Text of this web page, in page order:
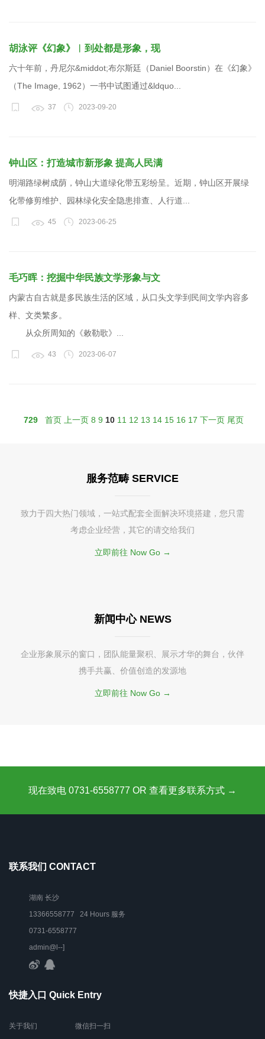
胡泳评《幻象》︱到处都是形象，现
六十年前，丹尼尔&middot;布尔斯廷（Daniel Boorstin）在《幻象》
（The Image, 1962）一书中试图通过&ldquo...
37 2023-09-20
钟山区：打造城市新形象 提高人民满
明湖路绿树成荫，钟山大道绿化带五彩纷呈。近期，钟山区开展绿
化带修剪维护、园林绿化安全隐患排查、人行道...
45 2023-06-25
毛巧晖：挖掘中华民族文学形象与文
内蒙古自古就是多民族生活的区域，从口头文学到民间文学内容多
样、文类繁多。
从众所周知的《敕勒歌》...
43 2023-06-07
729 首页 上一页 8 9 10 11 12 13 14 15 16 17 下一页 尾页
服务范畴 SERVICE
致力于四大热门领域，一站式配套全面解决环境搭建，您只需
考虑企业经营，其它的请交给我们
立即前往 Now Go →
新闻中心 NEWS
企业形象展示的窗口，团队能量聚积、展示才华的舞台，伙伴
携手共赢、价值创造的发源地
立即前往 Now Go →
现在致电 0731-6558777 OR 查看更多联系方式 →
联系我们 CONTACT
湖南 长沙
13366558777 24 Hours 服务
0731-6558777
admin@l--]
快捷入口 Quick Entry
关于我们
微信扫一扫